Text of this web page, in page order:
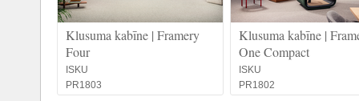
Klusuma kabīne | Framery
Four
ISKU
PR1803
Klusuma kabīne |
One Compact
ISKU
PR1802